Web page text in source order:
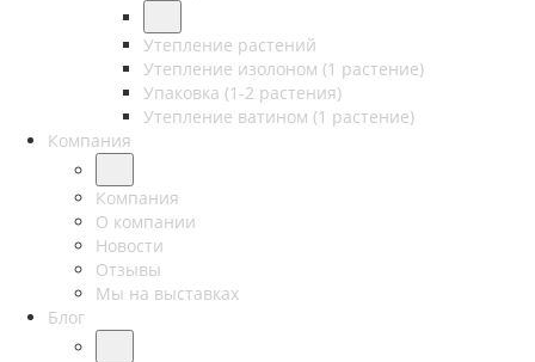
Утепление растений
Утепление изолоном (1 растение)
Упаковка (1-2 растения)
Утепление ватином (1 растение)
Компания
Компания
О компании
Новости
Отзывы
Мы на выставках
Блог